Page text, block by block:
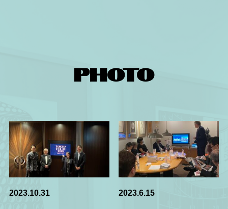
PHOTO
2023.10.31 2023.6.15